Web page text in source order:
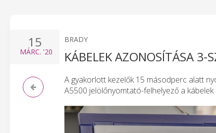
15
MÁRC. '20
BRADY
KÁBELEK AZONOSÍTÁSA 3-
A gyakorlott kezelők 15 másodperc alatt
A5500 jelölőnyomtató-felhelyező a